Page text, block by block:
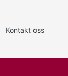
Kontakt oss